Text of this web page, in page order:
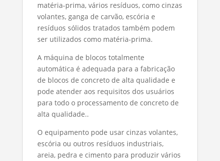
matéria-prima, vários resíduos, como cinzas
volantes, ganga de carvão, escória e
resíduos sólidos tratados também podem
ser utilizados como matéria-prima.
A máquina de blocos totalmente
automática é adequada para a fabricação
de blocos de concreto de alta qualidade e
pode atender aos requisitos dos usuários
para todo o processamento de concreto de
alta qualidade..
O equipamento pode usar cinzas volantes,
escória ou outros resíduos industriais,
areia, pedra e cimento para produzir vários